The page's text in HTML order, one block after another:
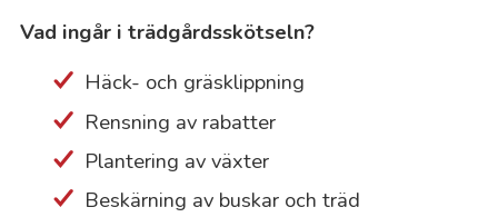
Vad ingår i trädgårdsskötseln?
Häck- och gräsklippning
Rensning av rabatter
Plantering av växter
Beskärning av buskar och träd